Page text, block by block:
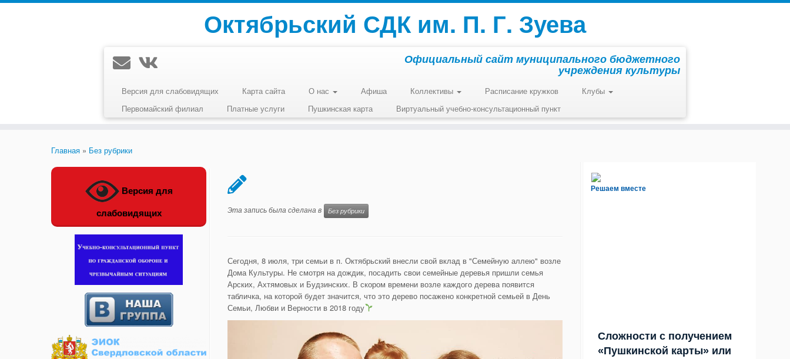
Перейти
Октябрьский СДК им. П. Г. Зуева
Официальный сайт муниципального бюджетного
учреждения культуры
Версия для слабовидящих Карта сайта О нас Афиша Коллективы Расписание кружков
Клубы
Первомайский филиал
Платные услуги Пушкинская карта Виртуальный учебно-консультационный пункт
Главная » Без рубрики
Версия для
слабовидящих Эта запись была сделана в Без рубрики
Сегодня, 8 июля, три семьи в п. Октябрьский внесли свой вклад в "Семейную аллею" возле
Дома Культуры. Не смотря на дождик, посадить свои семейные деревья пришли семья
Арских, Ахтямовых и Будзинских. В скором времени возле каждого дерева появится
табличка, на которой будет значится, что это дерево посажено конкретной семьей в День
Семьи, Любви и Верности в 2018 году
Решаем вместе
Сложности с получением
«Пушкинской карты» или